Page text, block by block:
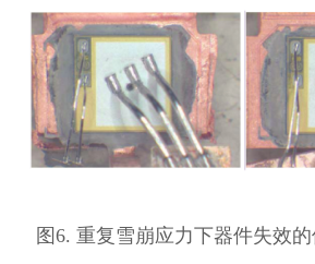
图6. 重复雪崩应力下器件失效